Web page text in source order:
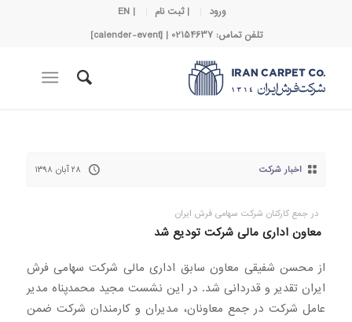
ورود | ثبت نام
| EN
تلفن تماس: 02154637 | [calender-event]
اخبار شرکت ۲۸ آبان ۱۳۹۸
در جمع کارکنان شرکت سهامی فرش ایران
معاون اداری مالی شرکت تودیع شد
از محسن شفیقی معاون سابق اداری مالی شرکت سهامی فرش
ایران تقدیر و قدردانی شد. در این نشست مجید محمدپناه مدیر
عامل شرکت در جمع معاونان، مدیران و کارمندان شرکت ضمن